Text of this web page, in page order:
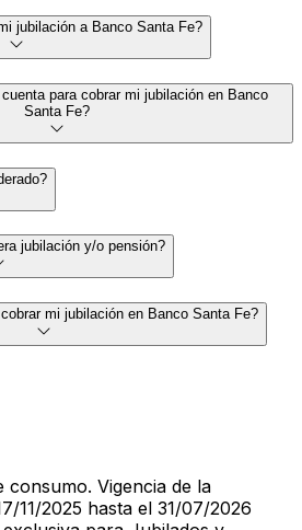
jubilación a Banco Santa Fe?
para cobrar mi jubilación en Banco
Santa Fe?
jubilación y/o pensión?
mi jubilación en Banco Santa Fe?
consumo. Vigencia de la
11/2025 hasta el 31/07/2026